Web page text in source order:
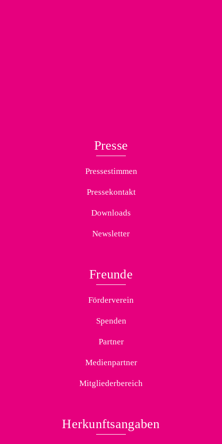
Presse
Pressestimmen
Pressekontakt
Downloads
Newsletter
Freunde
Förderverein
Spenden
Partner
Medienpartner
Mitgliederbereich
Herkunftsangaben